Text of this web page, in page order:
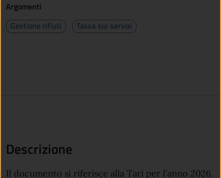
Argomenti
Gestione rifiuti
Tassa sui servizi
Descrizione
Il documento si riferisce alla Tari per l'anno 2026.